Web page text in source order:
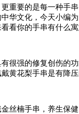
重要的是每一种手
华文化，今天小编
看你的手串有什么寓
很强的修复创伤的
黄花梨手串是有降压
丝楠手串，养生保健